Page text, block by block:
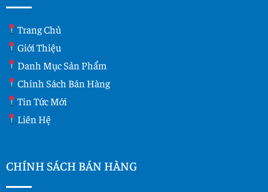
Trang Chủ
Giới Thiệu
Danh Mục Sản Phẩm
Chính Sách Bán Hàng
Tin Tức Mới
Liên Hệ
CHÍNH SÁCH BÁN HÀNG